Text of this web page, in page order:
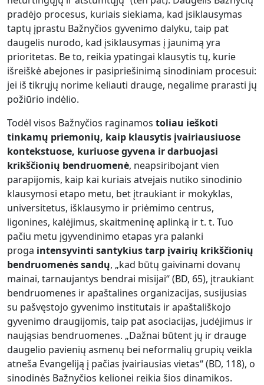
pradėjo procesus, kuriais siekiama, kad įsiklausymas
taptų įprastu Bažnyčios gyvenimo dalyku, taip pat
daugelis nurodo, kad įsiklausymas į jaunimą yra
prioritetas. Be to, reikia ypatingai klausytis tų, kurie
išreiškė abejones ir pasipriešinimą sinodiniam procesui:
jei iš tikrųjų norime keliauti drauge, negalime prarasti jų
požiūrio indėlio.
Todėl visos Bažnyčios raginamos toliau ieškoti
tinkamų priemonių, kaip klausytis įvairiausiuose
kontekstuose, kuriuose gyvena ir darbuojasi
krikščionių bendruomenė, neapsiribojant vien
parapijomis, kaip kai kuriais atvejais nutiko sinodinio
klausymosi etapo metu, bet įtraukiant ir mokyklas,
universitetus, išklausymo ir priėmimo centrus,
ligonines, kalėjimus, skaitmeninę aplinką ir t. t. Tuo
pačiu metu įgyvendinimo etapas yra palanki
proga intensyvinti santykius tarp įvairių krikščionių
bendruomenės sandų, „kad būtų gaivinami dovanų
mainai, tarnaujantys bendrai misijai“ (BD, 65), įtraukiant
bendruomenes ir apaštalines organizacijas, susijusias
su pašvęstojo gyvenimo institutais ir apaštališkojo
gyvenimo draugijomis, taip pat asociacijas, judėjimus ir
naująsias bendruomenes. „Dažnai būtent jų ir drauge
daugelio pavienių asmenų bei neformalių grupių veikla
atneša Evangeliją į pačias įvairiausias vietas“ (BD, 118), o
sinodinės Bažnyčios kelionei reikia šios dinamikos.